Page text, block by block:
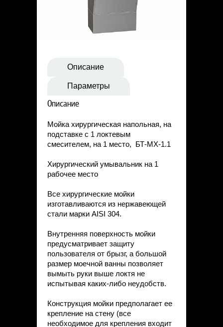
Контакты
Описание
Параметры
Описание
Мойка хирургическая напольная, на
подставке с 1 локтевым
смесителем, на 1 место, БТ-МХ-1.1
Хирургический умывальник на 1
рабочее место
Все хирургические мойки
изготавливаются из нержавеющей
стали марки AISI 304.
Внутренняя поверхность мойки
предусматривает защиту
пользователя от брызг, а большой
размер моечной ванны позволяет
вымыть руки выше локтя не
испытывая каких-либо неудобств.
Конструкция мойки предполагает ее
крепление на стену (все
необходимое для крепления входит